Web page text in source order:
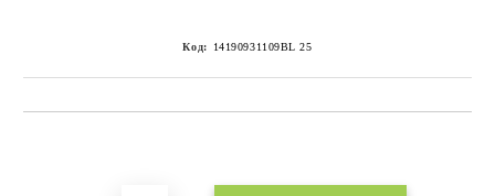
Код: 14190931109BL 25